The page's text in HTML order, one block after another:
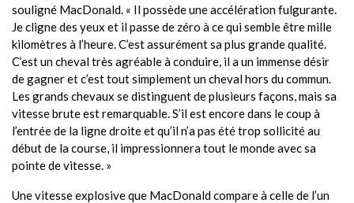
souligné MacDonald. « Il possède une accélération fulgurante.
Je cligne des yeux et il passe de zéro à ce qui semble être mille
kilomètres à l’heure. C’est assurément sa plus grande qualité.
C’est un cheval très agréable à conduire, il a un immense désir
de gagner et c’est tout simplement un cheval hors du commun.
Les grands chevaux se distinguent de plusieurs façons, mais sa
vitesse brute est remarquable. S’il est encore dans le coup à
l’entrée de la ligne droite et qu’il n’a pas été trop sollicité au
début de la course, il impressionnera tout le monde avec sa
pointe de vitesse. »
Une vitesse explosive que MacDonald compare à celle de l’un